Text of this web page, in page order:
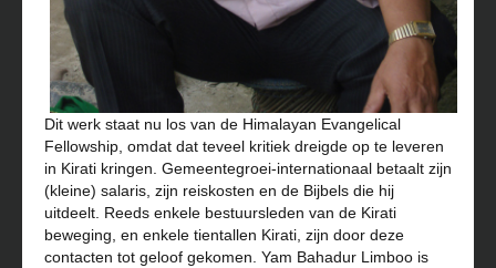
Dit werk staat nu los van de Himalayan Evangelical
Fellowship, omdat dat teveel kritiek dreigde op te leveren
in Kirati kringen. Gemeentegroei-internationaal betaalt zijn
(kleine) salaris, zijn reiskosten en de Bijbels die hij
uitdeelt. Reeds enkele bestuursleden van de Kirati
beweging, en enkele tientallen Kirati, zijn door deze
contacten tot geloof gekomen. Yam Bahadur Limboo is